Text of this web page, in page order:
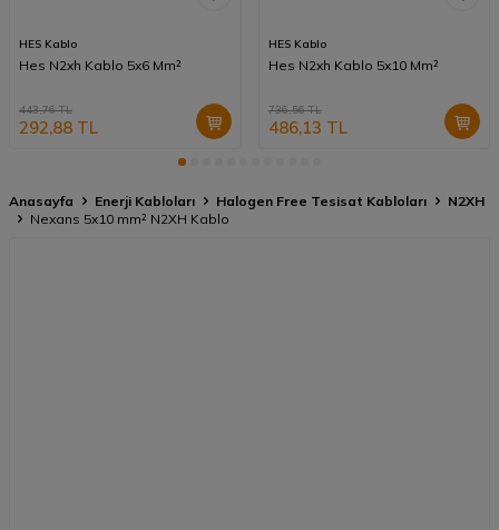
HES Kablo
Hes N2xh Kablo 5x6 Mm²
443,76TL
292,88 TL
HES Kablo
Hes N2xh Kablo 5x10 Mm²
736,56TL
486,13 TL
Anasayfa Enerji Kabloları Halogen Free Tesisat Kabloları
N2XH
Nexans 5x10 mm² N2XH Kablo